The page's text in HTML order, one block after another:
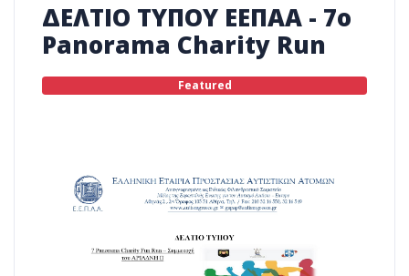
Featured
ΔΕΛΤΙΟ ΤΥΠΟΥ ΕΕΠΑΑ - 7o
Panorama Charity Run